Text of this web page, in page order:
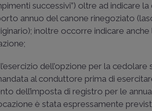
successivi”) oltre ad indicare la
annuo del canone rinegoziato
inoltre occorre indicare anche
dell’opzione per la cedolare
al conduttore prima di
dell’imposta di registro per le
è stata espressamente